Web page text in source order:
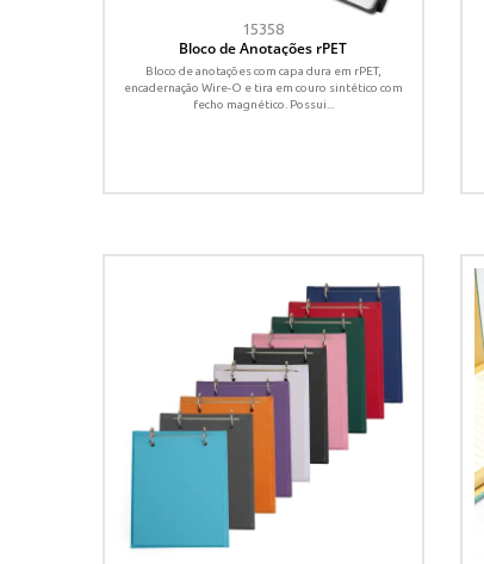
15358
Bloco de Anotações rPET
Bloco de anotações com capa dura em rPET,
encadernação Wire-O e tira em couro sintético com
fecho magnético. Possui...